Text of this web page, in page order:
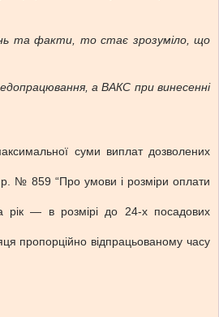
та факти, то стає зрозуміло, що
а ВАКС при винесенні
суми виплат дозволених
р. № 859 “Про умови і розміри оплати
рік — в розмірі до 24-х посадових
пропорційно відпрацьованому часу